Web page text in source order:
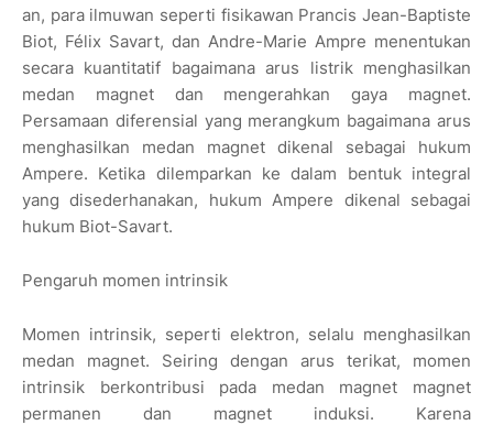
an, para ilmuwan seperti fisikawan Prancis Jean-Baptiste
Biot, Félix Savart, dan Andre-Marie Ampre menentukan
secara kuantitatif bagaimana arus listrik menghasilkan
medan magnet dan mengerahkan gaya magnet.
Persamaan diferensial yang merangkum bagaimana arus
menghasilkan medan magnet dikenal sebagai hukum
Ampere. Ketika dilemparkan ke dalam bentuk integral
yang disederhanakan, hukum Ampere dikenal sebagai
hukum Biot-Savart.
Pengaruh momen intrinsik
Momen intrinsik, seperti elektron, selalu menghasilkan
medan magnet. Seiring dengan arus terikat, momen
intrinsik berkontribusi pada medan magnet magnet
permanen dan magnet induksi. Karena